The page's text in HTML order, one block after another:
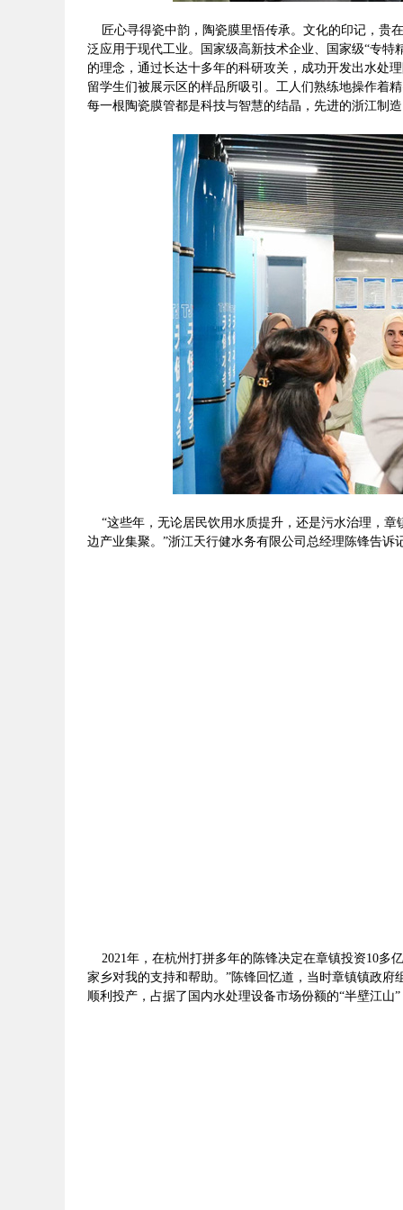
匠心寻得瓷中韵，陶瓷膜里悟传承。文化的印记，贵
泛应用于现代工业。国家级高新技术企业、国家级“专
的理念，通过长达十多年的科研攻关，成功开发出水处
留学生们被展示区的样品所吸引。工人们熟练地操作着
每一根陶瓷膜管都是科技与智慧的结晶，先进的浙江制
“这些年，无论居民饮用水质提升，还是污水治理，章
边产业集聚。”浙江天行健水务有限公司总经理陈锋告
2021年，在杭州打拼多年的陈锋决定在章镇投资10多
家乡对我的支持和帮助。”陈锋回忆道，当时章镇镇政
顺利投产，占据了国内水处理设备市场份额的“半壁江